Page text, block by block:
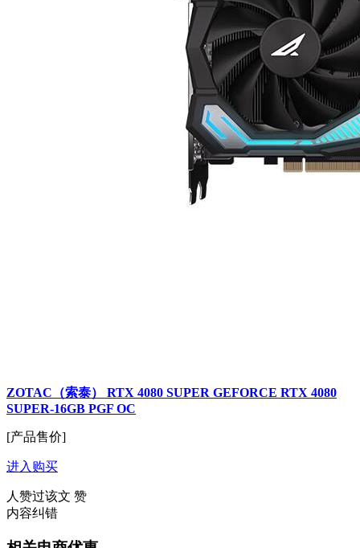
ZOTAC（索泰） RTX 4080 SUPER GEFORCE RTX 4080
SUPER-16GB PGF OC
[产品售价]
进入购买
人赞过该文 赞
内容纠错